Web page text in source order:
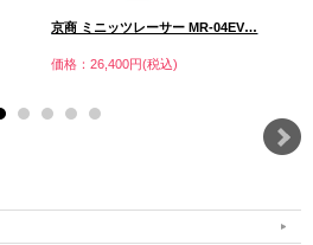
京商 ミニッツレーサー MR-04EV…
価格：26,400円(税込)